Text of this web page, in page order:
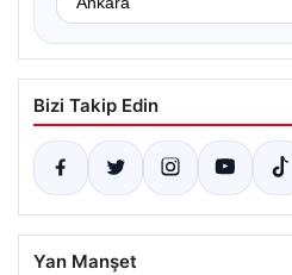
Bizi Takip Edin
Yan Manşet